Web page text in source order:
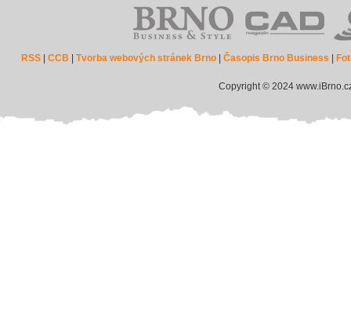
RSS |CCB |Tvorba webových stránek Brno |Časopis Brno Business
Copyright © 2024